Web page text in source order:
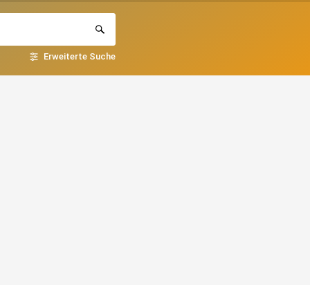
Erweiterte Suche